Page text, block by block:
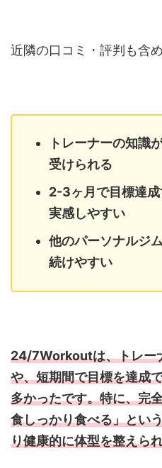
近隣の口コミ・評判も含
トレーナーの知識
受けられる
2-3ヶ月で目標達
実感しやすい
他のパーソナルジ
続けやすい
24/7Workoutは、トレー
や、短期間で目標を達成
多かったです。特に、完
食しっかり食べる」とい
り健康的に体型を整えら